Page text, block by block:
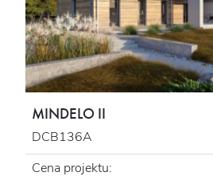
MINDELO II
DCB136A
Cena projektu: